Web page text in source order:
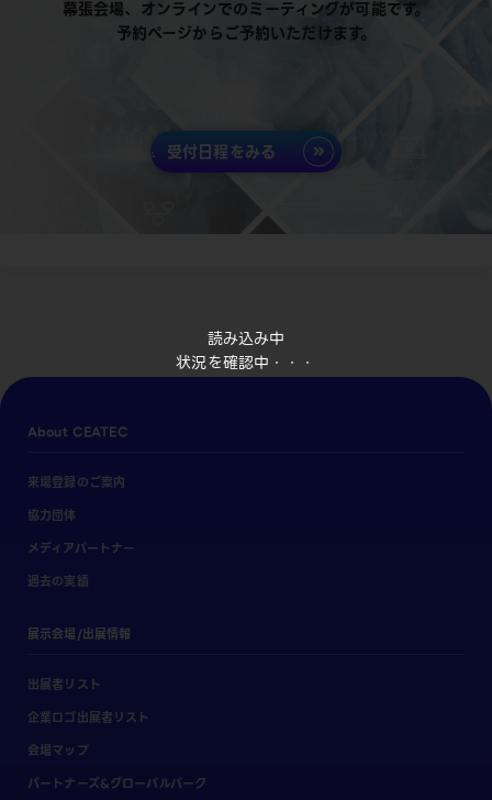
読み込み中
状況を確認中・・・
幕張会場、オンラインでのミーティングが可能です。
予約ページからご予約いただけます。
受付日程をみる
About CEATEC
来場登録のご案内
協力団体
メディアパートナー
過去の実績
展示会場/出展情報
出展者リスト
企業ロゴ出展者リスト
会場マップ
パートナーズ&グローバルパーク